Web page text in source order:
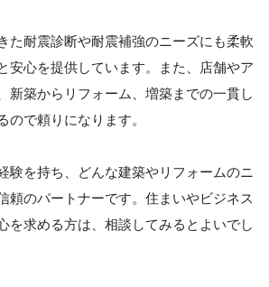
た耐震診断や耐震補強のニーズにも柔軟
安心を提供しています。また、店舗やア
新築からリフォーム、増築までの一貫し
ので頼りになります。
験を持ち、どんな建築やリフォームのニ
頼のパートナーです。住まいやビジネス
を求める方は、相談してみるとよいでし